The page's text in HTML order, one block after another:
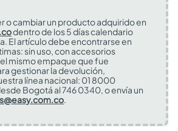
o cambiar un producto adquirido en
dentro de los 5 días calendario
El artículo debe encontrarse en
sin uso, con accesorios
mismo empaque que fue
gestionar la devolución,
línea nacional: 01 8000
Bogotá al 746 0340, o envía un
.